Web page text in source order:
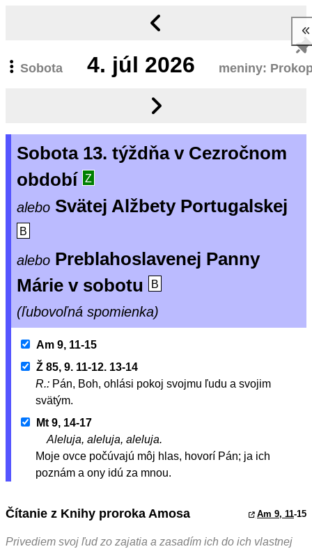
Sobota 4. júl 2026 meniny:
Sobota 13. týždňa v Cezročnom
období
Z
alebo Svätej Alžbety Portugalskej
B
alebo Preblahoslavenej Panny
Márie v sobotu
B
(ľubovoľná spomienka)
Am 9, 11-15
Ž 85, 9. 11-12. 13-14
R.: Pán, Boh, ohlási pokoj svojmu ľudu a svojim
svätým.
Mt 9, 14-17
Aleluja, aleluja, aleluja.
Moje ovce počúvajú môj hlas, hovorí Pán; ja ich
poznám a ony idú za mnou.
Čítanie z Knihy proroka Amosa Am 9, 11-15
Privediem svoj ľud zo zajatia a zasadím ich do ich vlastnej